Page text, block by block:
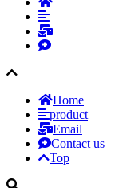
Home
product
Email
Contact us
Top